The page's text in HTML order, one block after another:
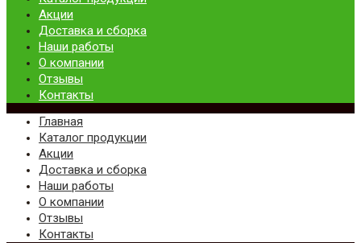
Акции
Доставка и сборка
Наши работы
О компании
Отзывы
Контакты
Главная
Каталог продукции
Акции
Доставка и сборка
Наши работы
О компании
Отзывы
Контакты